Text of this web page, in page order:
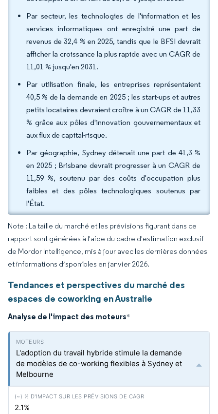
Par secteur, les technologies de l'information et les
services informatiques ont enregistré une part de
revenus de 32,4 % en 2025, tandis que le BFSI devrait
afficher la croissance la plus rapide avec un CAGR de
11,01 % jusqu'en 2031.
Par utilisation finale, les entreprises représentaient
40,5 % de la demande en 2025 ; les start-ups et autres
petits locataires devraient croître à un CAGR de 11,33
% grâce aux pôles d'innovation gouvernementaux et
aux flux de capital-risque.
Par géographie, Sydney détenait une part de 41,3 %
en 2025 ; Brisbane devrait progresser à un CAGR de
11,59 %, soutenu par des coûts d'occupation plus
faibles et des pôles technologiques soutenus par
l'État.
Note : La taille du marché et les prévisions figurant dans ce
rapport sont générées à l'aide du cadre d'estimation exclusif
de Mordor Intelligence, mis à jour avec les dernières données
et informations disponibles en janvier 2026.
Tendances et perspectives du marché des
espaces de coworking en Australie
Analyse de l'impact des moteurs*
L'adoption du travail hybride stimule la demande
de modèles de co-working flexibles à Sydney et
Melbourne
2.1%